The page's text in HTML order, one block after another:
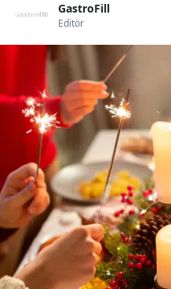
GastroFill
Editör